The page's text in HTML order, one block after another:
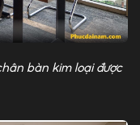
bàn kim loại được